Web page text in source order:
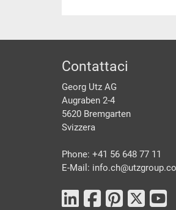
piè di
Contattaci
Georg Utz AG
Augraben 2-4
5620 Bremgarten
Svizzera
Phone: +41 56 648 77 11
E-Mail: info.ch@